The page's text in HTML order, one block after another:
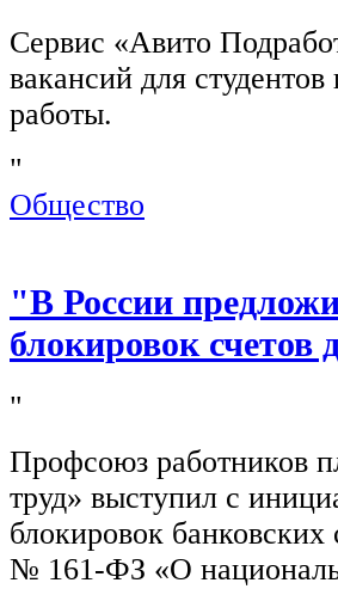
Сервис «Авито
вакансий для
работы.
"
Общество
"В России
блокировок счетов
"
Профсоюз работников
труд» выступил с
блокировок
№ 161-ФЗ «О